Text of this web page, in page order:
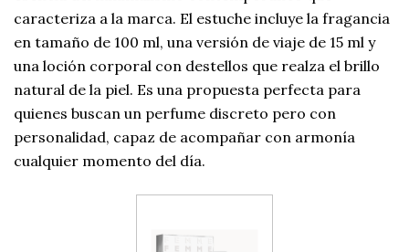
caracteriza a la marca. El estuche incluye la fragancia
en tamaño de 100 ml, una versión de viaje de 15 ml y
una loción corporal con destellos que realza el brillo
natural de la piel. Es una propuesta perfecta para
quienes buscan un perfume discreto pero con
personalidad, capaz de acompañar con armonía
cualquier momento del día.